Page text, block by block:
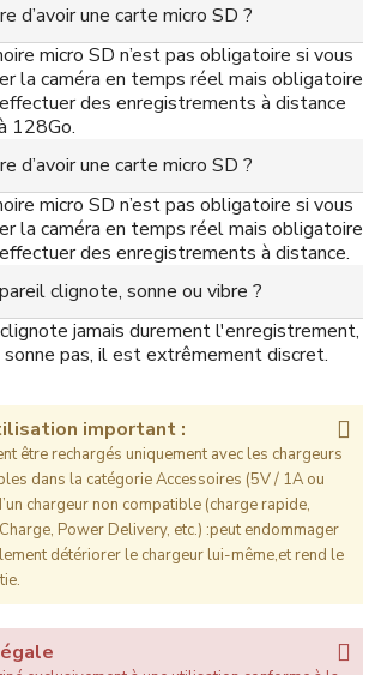
d’avoir une carte micro SD ?
micro SD n’est pas obligatoire si vous
la caméra en temps réel mais obligatoire
des enregistrements à distance
128Go.
d’avoir une carte micro SD ?
micro SD n’est pas obligatoire si vous
la caméra en temps réel mais obligatoire
des enregistrements à distance.
clignote, sonne ou vibre ?
jamais durement l'enregistrement,
pas, il est extrêmement discret.
important :
être rechargés uniquement avec les chargeurs
dans la catégorie Accessoires (5V / 1A ou
chargeur non compatible (charge rapide,
Power Delivery, etc.) :peut endommager
détériorer le chargeur lui-même,et rend le